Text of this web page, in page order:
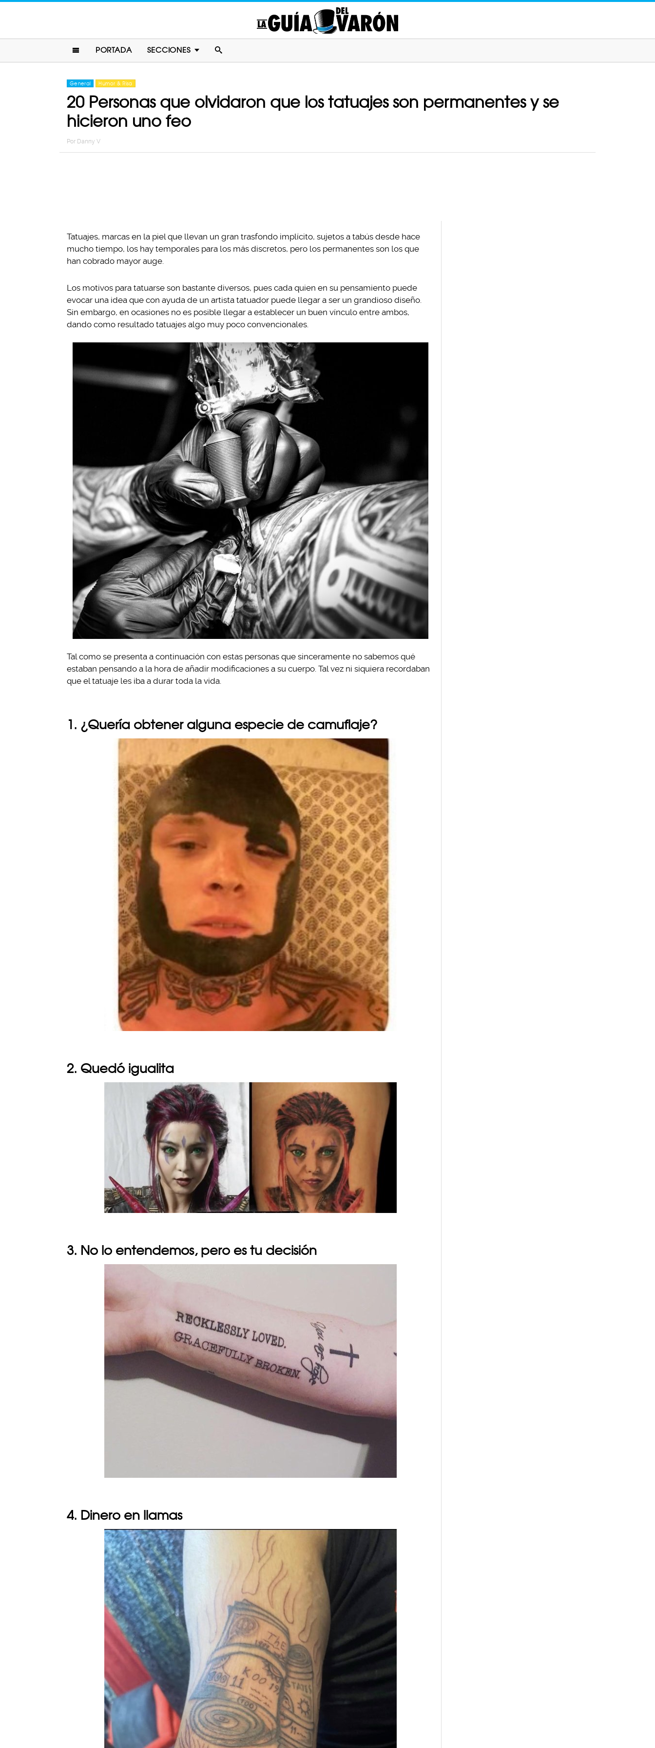
PORTADA SECCIONES
General Humor & Risa
20 Personas que olvidaron que los tatuajes son permanentes y se
hicieron uno feo
Por Danny V
Tatuajes, marcas en la piel que llevan un gran trasfondo implícito, sujetos a tabús desde hace
mucho tiempo, los hay temporales para los más discretos, pero los permanentes son los que
han cobrado mayor auge.
Los motivos para tatuarse son bastante diversos, pues cada quien en su pensamiento puede
evocar una idea que con ayuda de un artista tatuador puede llegar a ser un grandioso diseño.
Sin embargo, en ocasiones no es posible llegar a establecer un buen vínculo entre ambos,
dando como resultado tatuajes algo muy poco convencionales.
Tal como se presenta a continuación con estas personas que sinceramente no sabemos qué
estaban pensando a la hora de añadir modificaciones a su cuerpo. Tal vez ni siquiera recordaban
que el tatuaje les iba a durar toda la vida.
1. ¿Quería obtener alguna especie de camuflaje?
2. Quedó igualita
3. No lo entendemos, pero es tu decisión
4. Dinero en llamas